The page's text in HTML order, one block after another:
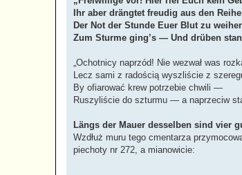
Ihr aber drängtet freudig aus den
Der Not der Stunde Euer Blut zu
Zum Sturme ging’s — Und drüben
„Ochotnicy naprzód! Nie wezwał was
Lecz sami z radością wyszliście z
By ofiarować krew potrzebie chwili —
Ruszyliście do szturmu — a naprzeciw
Längs der Mauer desselben sind vier
Wzdłuż muru tego cmentarza
piechoty nr 272, a mianowicie: